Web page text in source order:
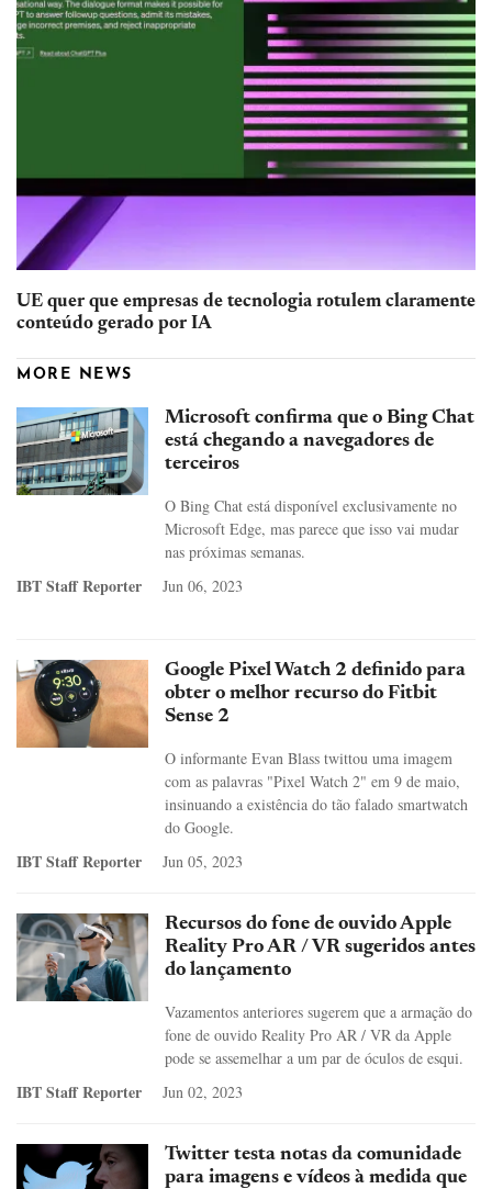
UE quer que empresas de tecnologia rotulem claramente
conteúdo gerado por IA
MORE NEWS
Microsoft confirma que o Bing Chat
está chegando a navegadores de
terceiros
O Bing Chat está disponível exclusivamente no
Microsoft Edge, mas parece que isso vai mudar
nas próximas semanas.
IBT Staff Reporter Jun 06, 2023
Google Pixel Watch 2 definido para
obter o melhor recurso do Fitbit
Sense 2
O informante Evan Blass twittou uma imagem
com as palavras "Pixel Watch 2" em 9 de maio,
insinuando a existência do tão falado smartwatch
do Google.
IBT Staff Reporter Jun 05, 2023
Recursos do fone de ouvido Apple
Reality Pro AR / VR sugeridos antes
do lançamento
Vazamentos anteriores sugerem que a armação do
fone de ouvido Reality Pro AR / VR da Apple
pode se assemelhar a um par de óculos de esqui.
IBT Staff Reporter Jun 02, 2023
Twitter testa notas da comunidade
para imagens e vídeos à medida que